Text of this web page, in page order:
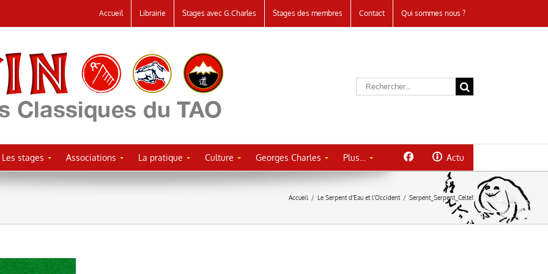
Accueil Librairie Stages avec G.Charles Stages des membres Contact Qui sommes nous ?
Rechercher:
Les stages Associations La pratique Culture Georges Charles Plus… Actu
Accueil / Le Serpent d’Eau et l’Occident / Serpent_Serpent_Celte1